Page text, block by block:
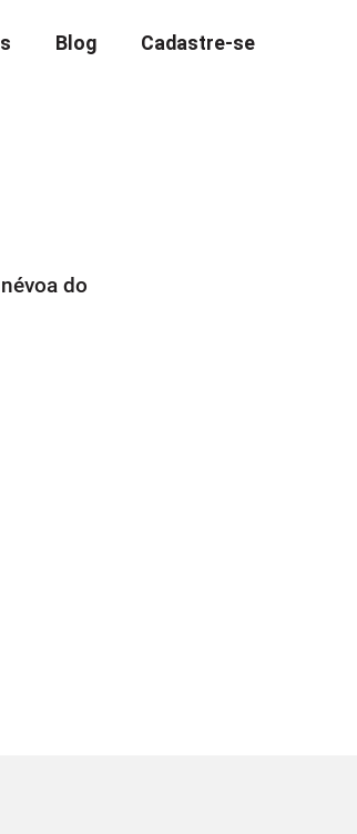
Blog Cadastre-se
do